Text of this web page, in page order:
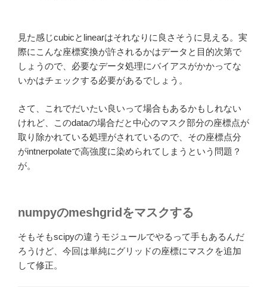
見た感じcubicとlinearはそれなりに良さそうに見える。実
際にこんな座標変換が許されるかはデータと目的次第で
しょうので、必要なデータ処理にバイアスがかかってな
いかはチェックする必要があるでしょう。
さて、これでだいたい良いって場合もあるかもしれない
けれど、このdataの場合だと中心のマスク部分の座標点が
取り除かれている処理がされているので、その座標点分
がintnerpolateで高強度に染められてしまうという問題？
が。
numpyのmeshgridをマスクする
そもそもscipyの違うモジュールでやるって手もあるんだ
ろうけど、今回は単純にグリッドの座標にマスクを追加
して修正。